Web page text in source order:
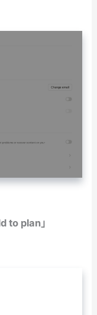
to plan」